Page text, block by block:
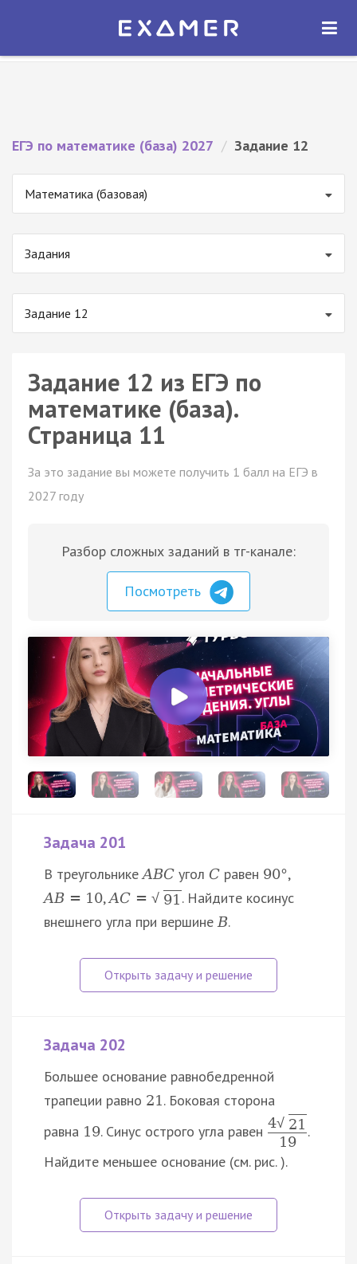
Экзамер — ЕГЭ 2027
ОТКРЫТЬ
ЕГЭ по математике (база) 2027 / Задание 12
Математика (базовая)
Задания
Задание 12
Задание 12 из ЕГЭ по
математике (база).
Страница 11
За это задание вы можете получить 1 балл на ЕГЭ в
2027 году
Разбор сложных заданий в тг-канале:
Посмотреть
Задача 201
В треугольникеABC угол C равен 90°,
AB = 10,AC = √ 91. Найдите косинус
внешнего угла при вершинеB.
Задача 202
Большее основание равнобедренной
трапеции равно 21. Боковая сторона
равна 19. Синус острого угла равен 4√ 21
19
.
Найдите меньшее основание (см. рис. ).